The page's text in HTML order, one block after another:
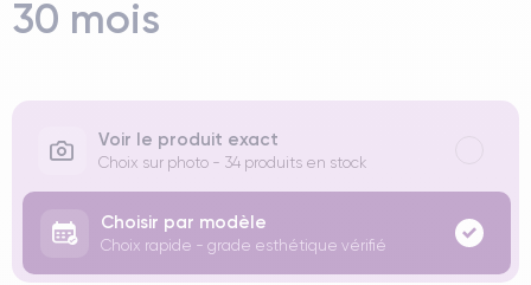
30 mois
Voir le produit exact
Choix sur photo - 34 produits en stock
Choisir par modèle
Choix rapide - grade esthétique vérifié